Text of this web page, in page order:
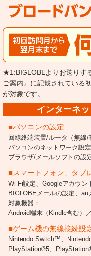
★1:BIGLOBEよりお送りす
ご案内』に記載されている
が対象です。
インターネッ
■パソコンの設定
回線終端装置/ルータ（無線/
パソコンのネットワーク設定
ブラウザ/メールソフトの設
■スマートフォン、タブ
Wi-Fi設定、Googleアカウン
BIGLOBEメールの設定、 au
対象機器：
Android端末（Kindle含む）
■ゲーム機の無線接続設
Nintendo Switch™、
PlayStation®5、